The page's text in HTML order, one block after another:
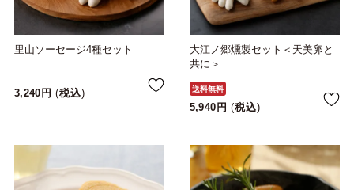
里山ソーセージ4種セット
3,240 税込
大江ノ郷燻製セット＜天美卵と
共に＞
送料無料
5,940 税込